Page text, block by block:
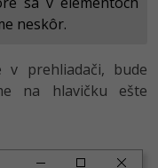
neskôr.
prehliadači, bude
na hlavičku ešte